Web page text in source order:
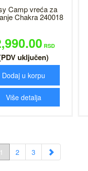
Camp vreća za
Chakra 240018
RSD
uključen)
Dodaj u korpu
Više detalja
2 3